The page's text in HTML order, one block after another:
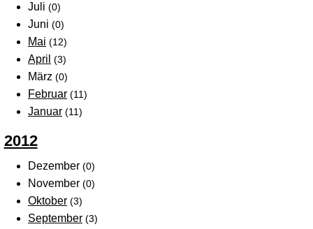
Juli (0)
Juni (0)
Mai (12)
April (3)
März (0)
Februar (11)
Januar (11)
2012
Dezember (0)
November (0)
Oktober (3)
September (3)